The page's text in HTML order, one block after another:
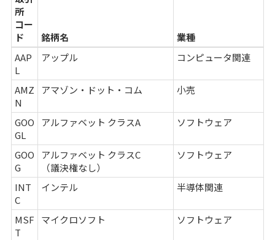
所
コー
ド
銘柄名
業種
AAP
L
アップル コンピュータ関連
AMZ
N
アマゾン・ドット・コム 小売
GOO
GL
アルファベット クラスA ソフトウェア
GOO
G
アルファベット クラスC
（議決権なし）
ソフトウェア
INT
C
インテル 半導体関連
MSF
T
マイクロソフト ソフトウェア